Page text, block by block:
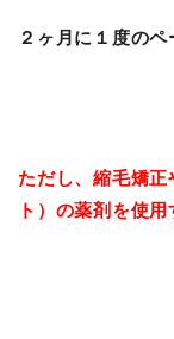
２ヶ月に１度の
ただし、縮毛矯
ト）の薬剤を使